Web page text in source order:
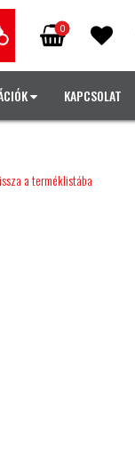
0
KAPCSOLAT
a terméklistába